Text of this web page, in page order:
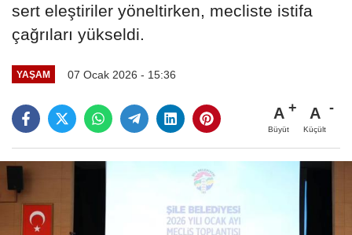
sert eleştiriler yöneltirken, mecliste istifa
çağrıları yükseldi.
YAŞAM 07 Ocak 2026 - 15:36
A
Büyüt
A
Küçült